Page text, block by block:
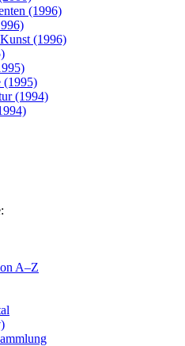
(1996)
(1996)
(1995)
(1994)
A–Z